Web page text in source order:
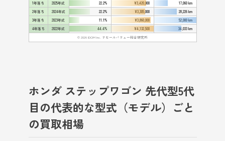
1年落ち 2025年式 22.2% ¥3,420,000
17,060 km
2年落ち
2024年式 22.2% ¥3,305,000
28,226 km
3年落ち
2023年式 11.1% ¥3,860,000
52,000 km
4年落ち
2022年式 44.4% ¥4,132,500
34,033 km
© 2026 IDOM Inc. リセールバリュー総合研究所
ホンダ ステップワゴン 先代型5代
目の代表的な型式（モデル）ごと
の買取相場